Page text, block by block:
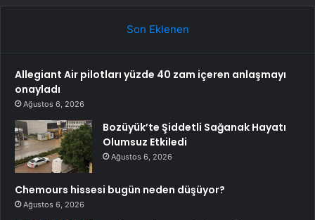
Son Eklenen
Allegiant Air pilotları yüzde 40 zam içeren anlaşmayı
onayladı
Ağustos 6, 2026
Bozüyük’te Şiddetli Sağanak Hayatı
Olumsuz Etkiledi
Ağustos 6, 2026
Chemours hissesi bugün neden düşüyor?
Ağustos 6, 2026